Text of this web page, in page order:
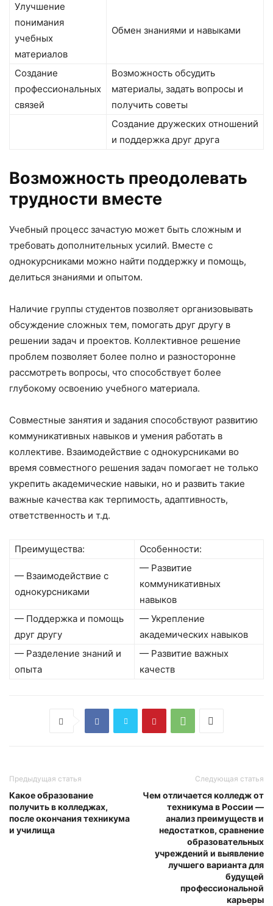
Улучшение
понимания
учебных
материалов
Обмен знаниями и навыками
Создание
профессиональных
связей
Возможность обсудить
материалы, задать вопросы и
получить советы
Создание дружеских отношений
и поддержка друг друга
Возможность преодолевать
трудности вместе
Учебный процесс зачастую может быть сложным и
требовать дополнительных усилий. Вместе с
однокурсниками можно найти поддержку и помощь,
делиться знаниями и опытом.
Наличие группы студентов позволяет организовывать
обсуждение сложных тем, помогать друг другу в
решении задач и проектов. Коллективное решение
проблем позволяет более полно и разносторонне
рассмотреть вопросы, что способствует более
глубокому освоению учебного материала.
Совместные занятия и задания способствуют развитию
коммуникативных навыков и умения работать в
коллективе. Взаимодействие с однокурсниками во
время совместного решения задач помогает не только
укрепить академические навыки, но и развить такие
важные качества как терпимость, адаптивность,
ответственность и т.д.
Преимущества: Особенности:
— Взаимодействие с
однокурсниками
— Развитие
коммуникативных
навыков
— Поддержка и помощь
друг другу
— Укрепление
академических навыков
— Разделение знаний и
опыта
— Развитие важных
качеств
Предыдущая статья
Какое образование
получить в колледжах,
после окончания техникума
и училища
Следующая статья
Чем отличается колледж от
техникума в России —
анализ преимуществ и
недостатков, сравнение
образовательных
учреждений и выявление
лучшего варианта для
будущей
профессиональной
карьеры